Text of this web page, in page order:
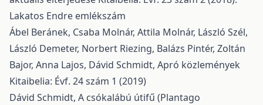
Lakatos Endre emlékszám
Ábel Beránek, Csaba Molnár, Attila Molnár, László Szél,
László Demeter, Norbert Riezing, Balázs Pintér, Zoltán
Bajor, Anna Lajos, Dávid Schmidt, Apró közlemények
Kitaibelia: Évf. 24 szám 1 (2019)
Dávid Schmidt, A csókalábú útifű (Plantago